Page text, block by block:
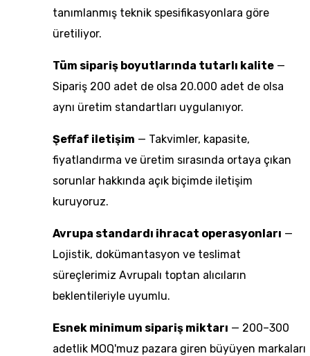
tanımlanmış teknik spesifikasyonlara göre
üretiliyor.
Tüm sipariş boyutlarında tutarlı kalite —
Sipariş 200 adet de olsa 20.000 adet de olsa
aynı üretim standartları uygulanıyor.
Şeffaf iletişim — Takvimler, kapasite,
fiyatlandırma ve üretim sırasında ortaya çıkan
sorunlar hakkında açık biçimde iletişim
kuruyoruz.
Avrupa standardı ihracat operasyonları —
Lojistik, dokümantasyon ve teslimat
süreçlerimiz Avrupalı toptan alıcıların
beklentileriyle uyumlu.
Esnek minimum sipariş miktarı — 200–300
adetlik MOQ'muz pazara giren büyüyen markaları